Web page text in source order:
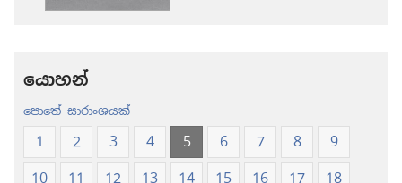
(2024(2024
යොහන්
පොතේ සාරාංශයක්
1 2 3 4 5 6 7 8
9
10
11 12 13 14 15 16 17
18